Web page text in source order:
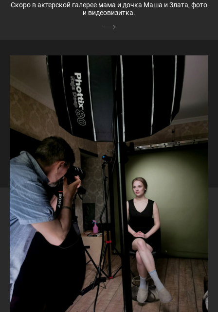
Скоро в актерской галерее мама и дочка Маша и Злата, фото
и видеовизитка.